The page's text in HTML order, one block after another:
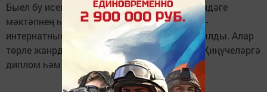
Быел бу исемгә тагын Р. З. Сәгъдиев исемендәге
мәктәпнең һәм сәләтле балалар өчен лицей-
интернатның бию коллективлары дәгъва кылды. Алар
төрле жанрдагы икешәр бию күрсәттеләр. Җиңүчеләргә
диплом һәм күчмә символ тапшырылды.